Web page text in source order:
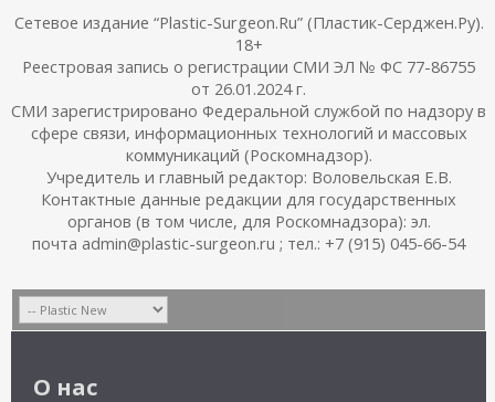
Сетевое издание “Plastic-Surgeon.Ru” (Пластик-Серджен.Ру).
18+
Реестровая запись о регистрации СМИ ЭЛ № ФС 77-86755
от 26.01.2024 г.
СМИ зарегистрировано Федеральной службой по надзору в
сфере связи, информационных технологий и массовых
коммуникаций (Роскомнадзор).
Учредитель и главный редактор: Воловельская Е.В.
Контактные данные редакции для государственных
органов (в том числе, для Роскомнадзора): эл.
почта admin@plastic-surgeon.ru ; тел.: +7 (915) 045-66-54
О нас